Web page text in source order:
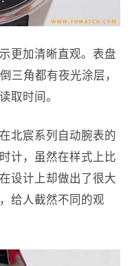
更加清晰直观。表盘
三角都有夜光涂层，
取时间。
北宸系列自动腕表的
计，虽然在样式上比
设计上却做出了很大
给人截然不同的观